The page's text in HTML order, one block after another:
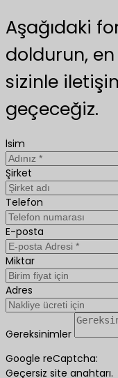
Aşağıdaki
doldurun, en
sizinle
geçeceğiz.
İsim
Şirket
Telefon
E-posta
Miktar
Adres
Gereksinimler
Google reCaptcha:
Geçersiz site anahtarı.